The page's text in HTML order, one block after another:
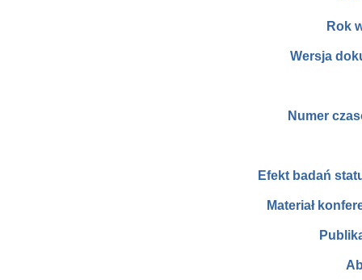
Rok
Wersja
Numer
Efekt badań
Materiał